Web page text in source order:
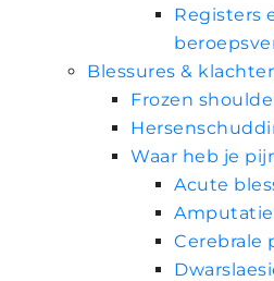
Registers
Blessures &
Frozen
Waar heb je
Acute
Amputatie
Cerebrale